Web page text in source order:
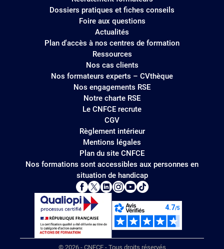
Dossiers pratiques et fiches conseils
Foire aux questions
Actualités
Plan d'accès à nos centres de formation
Ressources
Nos cas clients
Nos formateurs experts – CVthèque
Nos engagements RSE
Notre charte RSE
Le CNFCE recrute
CGV
Règlement intérieur
Mentions légales
Plan du site CNFCE
Nos formations sont accessibles aux personnes en
situation de handicap
© 2026 - CNFCE - Tous droits réservés